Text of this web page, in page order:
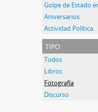
Golpe de Estado
Aniversarios
Actividad Política
tipo
Todos
Libros
Fotografía
Discurso